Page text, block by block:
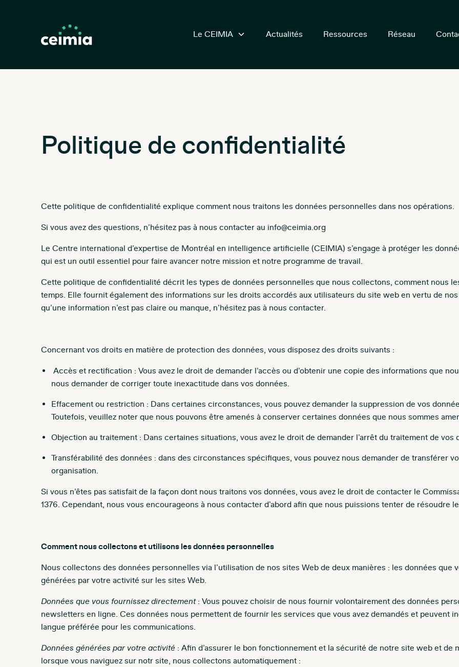
Le CEIMIA Actualités Ressources Réseau
Politique de confidentialité
Cette politique de confidentialité explique comment nous traitons les données personnelles dans nos opérations.
Si vous avez des questions, n’hésitez pas à nous contacter au info@ceimia.org
Le Centre international d’expertise de Montréal en intelligence artificielle (CEIMIA) s’engage à protéger les
qui est un outil essentiel pour faire avancer notre mission et notre programme de travail.
Cette politique de confidentialité décrit les types de données personnelles que nous collectons, comment nous
temps. Elle fournit également des informations sur les droits accordés aux utilisateurs du site web en vertu de
qu’une information n’est pas claire ou manque, n’hésitez pas à nous contacter.
Concernant vos droits en matière de protection des données, vous disposez des droits suivants :
Accès et rectification : Vous avez le droit de demander l’accès ou d’obtenir une copie des informations que
nous demander de corriger toute inexactitude dans vos données.
Effacement ou restriction : Dans certaines circonstances, vous pouvez demander la suppression de vos
Toutefois, veuillez noter que nous pouvons être amenés à conserver certaines données que nous sommes
Objection au traitement : Dans certaines situations, vous avez le droit de demander l’arrêt du traitement de vos
Transférabilité des données : dans des circonstances spécifiques, vous pouvez nous demander de transférer
organisation.
Si vous n’êtes pas satisfait de la façon dont nous traitons vos données, vous avez le droit de contacter le
1376. Cependant, nous vous encourageons à nous contacter d’abord afin que nous puissions tenter de résoudre
Comment nous collectons et utilisons les données personnelles
Nous collectons des données personnelles via l’utilisation de nos sites Web de deux manières : les données
générées par votre activité sur les sites Web.
Données que vous fournissez directement : Vous pouvez choisir de nous fournir volontairement des données
newsletters en ligne. Ces données nous permettent de fournir les services que vous avez demandés et peuvent
langue préférée pour les communications.
Données générées par votre activité : Afin d’assurer le bon fonctionnement et la sécurité de notre site web et
lorsque vous naviguez sur notr site, nous collectons automatiquement :